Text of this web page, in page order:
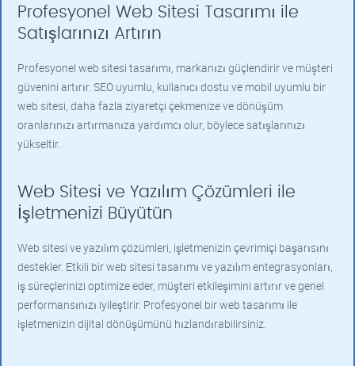
Profesyonel Web Sitesi Tasarımı ile
Satışlarınızı Artırın
Profesyonel web sitesi tasarımı, markanızı güçlendirir ve müşteri
güvenini artırır. SEO uyumlu, kullanıcı dostu ve mobil uyumlu bir
web sitesi, daha fazla ziyaretçi çekmenize ve dönüşüm
oranlarınızı artırmanıza yardımcı olur, böylece satışlarınızı
yükseltir.
Web Sitesi ve Yazılım Çözümleri ile
İşletmenizi Büyütün
Web sitesi ve yazılım çözümleri, işletmenizin çevrimiçi başarısını
destekler. Etkili bir web sitesi tasarımı ve yazılım entegrasyonları,
iş süreçlerinizi optimize eder, müşteri etkileşimini artırır ve genel
performansınızı iyileştirir. Profesyonel bir web tasarımı ile
işletmenizin dijital dönüşümünü hızlandırabilirsiniz.